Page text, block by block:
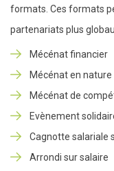
formats. Ces formats
partenariats plus
Mécénat financier
Mécénat en nature
Mécénat de
Evènement
Cagnotte salariale
Arrondi sur salaire